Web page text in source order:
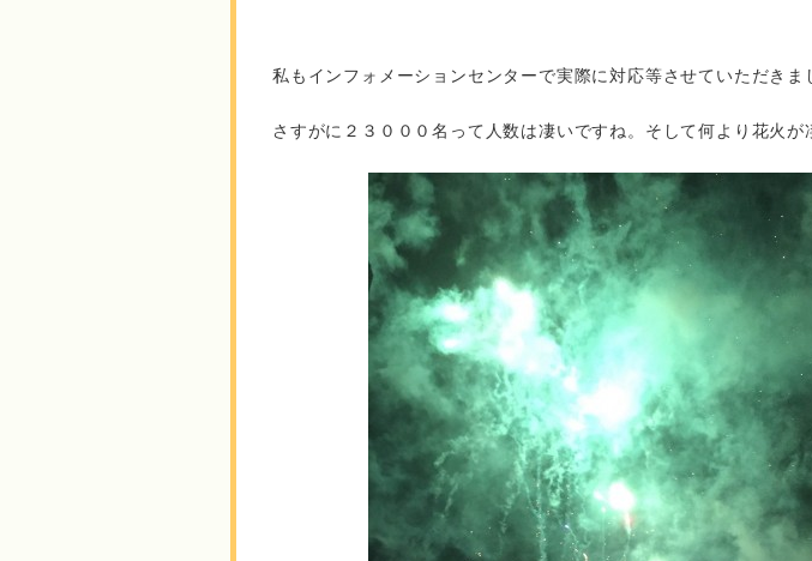
私もインフォメーションセンターで実際に対応等させていただきま
さすがに２３０００名って人数は凄いですね。そして何より花火が